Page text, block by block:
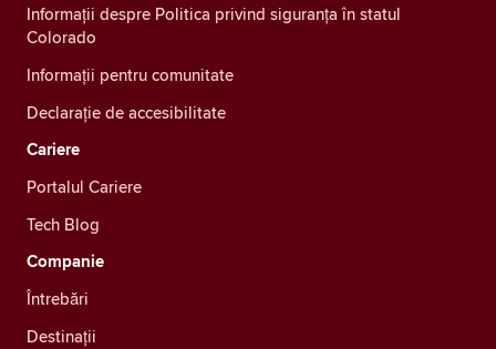
Informații despre Politica privind siguranța în statul
Colorado
Informații pentru comunitate
Declarație de accesibilitate
Cariere
Portalul Cariere
Tech Blog
Companie
Întrebări
Destinații